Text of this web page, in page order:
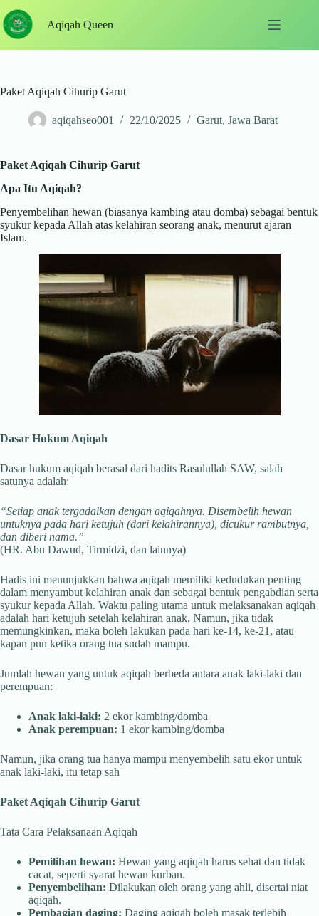
to
content
Aqiqah Queen
Paket Aqiqah Cihurip Garut
aqiqahseo001 22/10/2025 Garut, Jawa Barat
Paket Aqiqah Cihurip Garut
Apa Itu Aqiqah?
Penyembelihan hewan (biasanya kambing atau domba) sebagai bentuk
syukur kepada Allah atas kelahiran seorang anak, menurut ajaran
Islam.
Dasar Hukum Aqiqah
Dasar hukum aqiqah berasal dari hadits Rasulullah SAW, salah
satunya adalah:
“Setiap anak tergadaikan dengan aqiqahnya. Disembelih hewan
untuknya pada hari ketujuh (dari kelahirannya), dicukur rambutnya,
dan diberi nama.”
(HR. Abu Dawud, Tirmidzi, dan lainnya)
Hadis ini menunjukkan bahwa aqiqah memiliki kedudukan penting
dalam menyambut kelahiran anak dan sebagai bentuk pengabdian serta
syukur kepada Allah. Waktu paling utama untuk melaksanakan aqiqah
adalah hari ketujuh setelah kelahiran anak. Namun, jika tidak
memungkinkan, maka boleh lakukan pada hari ke-14, ke-21, atau
kapan pun ketika orang tua sudah mampu.
Jumlah hewan yang untuk aqiqah berbeda antara anak laki-laki dan
perempuan:
Anak laki-laki: 2 ekor kambing/domba
Anak perempuan: 1 ekor kambing/domba
Namun, jika orang tua hanya mampu menyembelih satu ekor untuk
anak laki-laki, itu tetap sah
Paket Aqiqah Cihurip Garut
Tata Cara Pelaksanaan Aqiqah
Pemilihan hewan: Hewan yang aqiqah harus sehat dan tidak
cacat, seperti syarat hewan kurban.
Penyembelihan: Dilakukan oleh orang yang ahli, disertai niat
aqiqah.
Pembagian daging: Daging aqiqah boleh masak terlebih